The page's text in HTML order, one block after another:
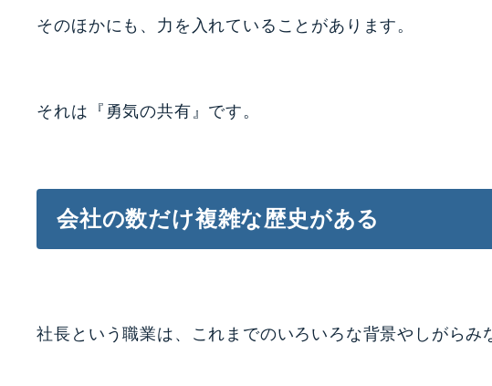
そのほかにも、力を入れていることがあります。
それは『勇気の共有』です。
会社の数だけ複雑な歴史がある
社長という職業は、これまでのいろいろな背景やしがらみ